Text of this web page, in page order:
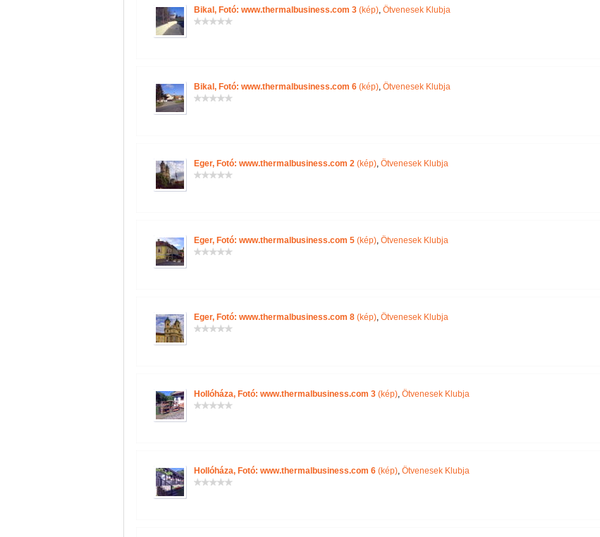
Bikal, Fotó: www.thermalbusiness.com 3 (kép), Ötvenesek Klubja
Bikal, Fotó: www.thermalbusiness.com 6 (kép), Ötvenesek Klubja
Eger, Fotó: www.thermalbusiness.com 2 (kép), Ötvenesek Klubja
Eger, Fotó: www.thermalbusiness.com 5 (kép), Ötvenesek Klubja
Eger, Fotó: www.thermalbusiness.com 8 (kép), Ötvenesek Klubja
Hollóháza, Fotó: www.thermalbusiness.com 3 (kép), Ötvenesek Klubja
Hollóháza, Fotó: www.thermalbusiness.com 6 (kép), Ötvenesek Klubja